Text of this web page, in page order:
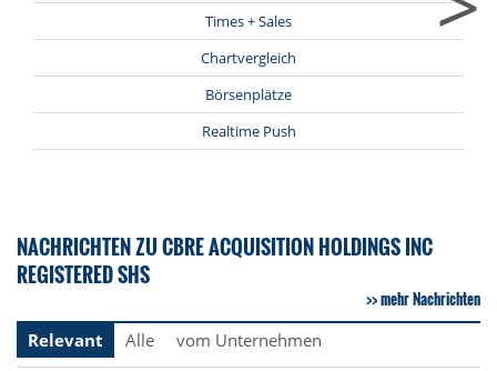
Times + Sales
Chartvergleich
Börsenplätze
Realtime Push
NACHRICHTEN ZU CBRE ACQUISITION HOLDINGS INC
REGISTERED SHS
mehr Nachrichten
Relevant
Alle vom Unternehmen